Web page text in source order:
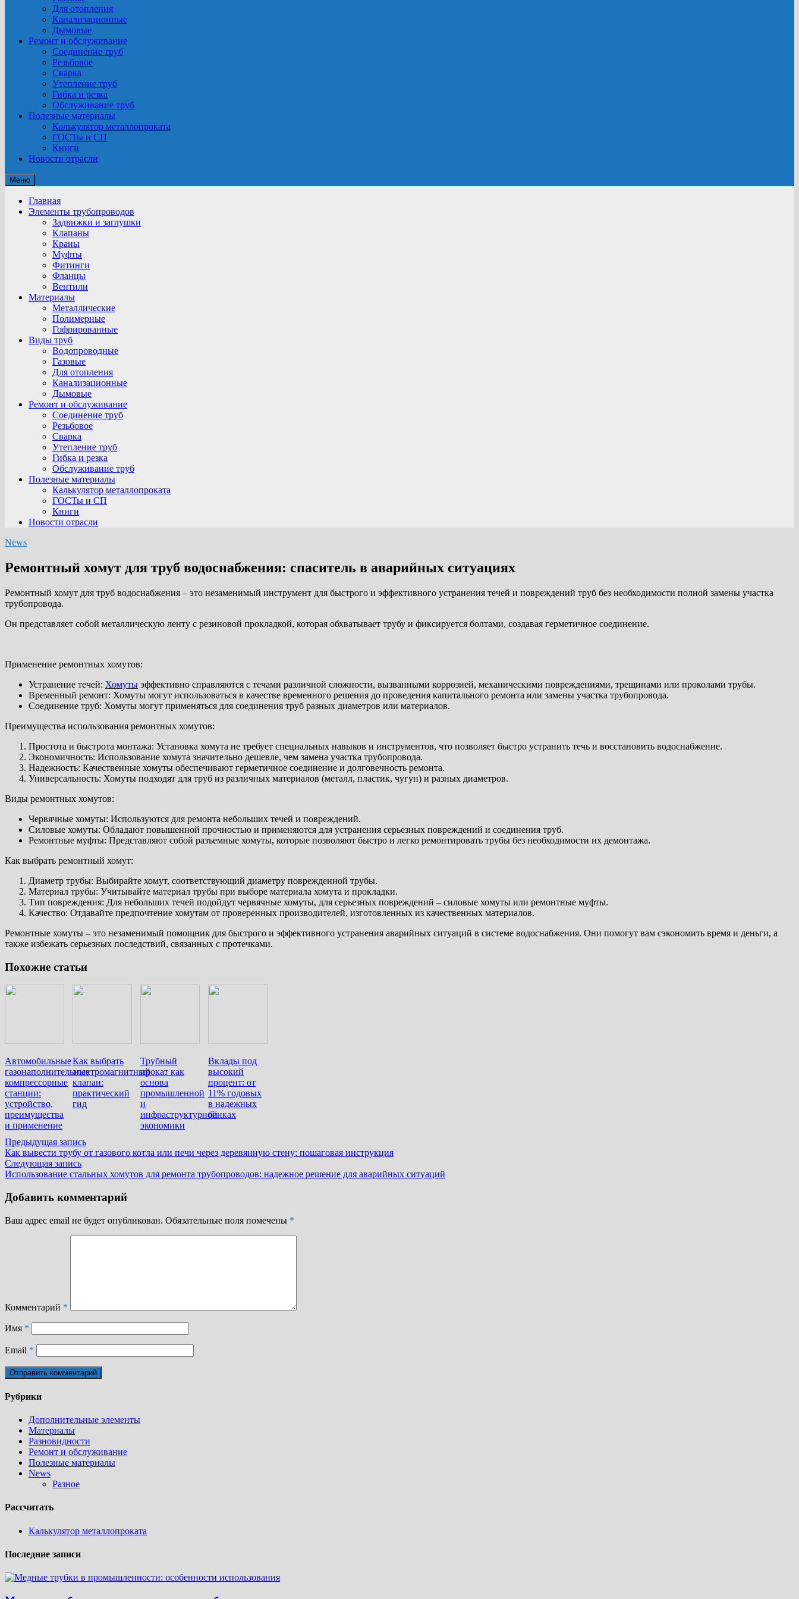
Для отопления
Канализационные
Дымовые
Ремонт и обслуживание
Соединение труб
Резьбовое
Сварка
Утепление труб
Гибка и резка
Обслуживание труб
Полезные материалы
Калькулятор металлопроката
ГОСТы и СП
Книги
Новости отрасли
Меню
Главная
Элементы трубопроводов
Задвижки и заглушки
Клапаны
Краны
Муфты
Фитинги
Фланцы
Вентили
Материалы
Металлические
Полимерные
Гофрированные
Виды труб
Водопроводные
Газовые
Для отопления
Канализационные
Дымовые
Ремонт и обслуживание
Соединение труб
Резьбовое
Сварка
Утепление труб
Гибка и резка
Обслуживание труб
Полезные материалы
Калькулятор металлопроката
ГОСТы и СП
Книги
Новости отрасли
News
Ремонтный хомут для труб водоснабжения: спаситель в аварийных ситуациях
Ремонтный хомут для труб водоснабжения – это незаменимый инструмент для быстрого и эффективного устранения течей и повреждений труб без необходимости полной замены участка
трубопровода.
Он представляет собой металлическую ленту с резиновой прокладкой, которая обхватывает трубу и фиксируется болтами, создавая герметичное соединение.
Применение ремонтных хомутов:
Устранение течей: Хомуты эффективно справляются с течами различной сложности, вызванными коррозией, механическими повреждениями, трещинами или проколами трубы.
Временный ремонт: Хомуты могут использоваться в качестве временного решения до проведения капитального ремонта или замены участка трубопровода.
Соединение труб: Хомуты могут применяться для соединения труб разных диаметров или материалов.
Преимущества использования ремонтных хомутов:
Простота и быстрота монтажа: Установка хомута не требует специальных навыков и инструментов, что позволяет быстро устранить течь и восстановить водоснабжение.
Экономичность: Использование хомута значительно дешевле, чем замена участка трубопровода.
Надежность: Качественные хомуты обеспечивают герметичное соединение и долговечность ремонта.
Универсальность: Хомуты подходят для труб из различных материалов (металл, пластик, чугун) и разных диаметров.
Виды ремонтных хомутов:
Червячные хомуты: Используются для ремонта небольших течей и повреждений.
Силовые хомуты: Обладают повышенной прочностью и применяются для устранения серьезных повреждений и соединения труб.
Ремонтные муфты: Представляют собой разъемные хомуты, которые позволяют быстро и легко ремонтировать трубы без необходимости их демонтажа.
Как выбрать ремонтный хомут:
Диаметр трубы: Выбирайте хомут, соответствующий диаметру поврежденной трубы.
Материал трубы: Учитывайте материал трубы при выборе материала хомута и прокладки.
Тип повреждения: Для небольших течей подойдут червячные хомуты, для серьезных повреждений – силовые хомуты или ремонтные муфты.
Качество: Отдавайте предпочтение хомутам от проверенных производителей, изготовленных из качественных материалов.
Ремонтные хомуты – это незаменимый помощник для быстрого и эффективного устранения аварийных ситуаций в системе водоснабжения. Они помогут вам сэкономить время и деньги, а
также избежать серьезных последствий, связанных с протечками.
Похожие статьи
Автомобильные
газонаполнительные
компрессорные
станции:
устройство,
преимущества
и применение
Как выбрать
электромагнитный
клапан:
практический
гид
Трубный
прокат как
основа
промышленной
и
инфраструктурной
экономики
Вклады под
высокий
процент: от
11% годовых
в надежных
банках
Навигация
по
записям
Предыдущая записьПредыдущая
запись:
Как вывести трубу от газового котла или печи через деревянную стену: пошаговая инструкция
Следующая записьСледующая
запись:
Использование стальных хомутов для ремонта трубопроводов: надежное решение для аварийных ситуаций
Добавить комментарий
Ваш адрес email не будет опубликован. Обязательные поля помечены *
Комментарий *
Имя *
Email *
Рубрики
Дополнительные элементы
Материалы
Разновидности
Ремонт и обслуживание
Полезные материалы
News
Разное
Рассчитать
Калькулятор металлопроката
Последние записи